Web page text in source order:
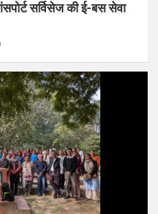
सर्विसेज की ई-बस सेवा